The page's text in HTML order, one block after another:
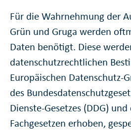
Für die Wahrnehmung der
Grün und Gruga werden
Daten benötigt. Diese
datenschutzrechtlichen
Europäischen Datenschutz-
des
Dienste-Gesetzes (DDG)
Fachgesetzen erhoben,